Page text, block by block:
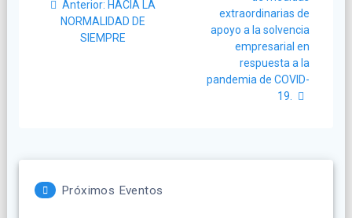
Anterior: Post
anterior:
HACIA LA
NORMALIDAD DE
SIEMPRE
extraordinarias de
apoyo a la solvencia
empresarial en
respuesta a la
pandemia de COVID-
19.
Próximos Eventos